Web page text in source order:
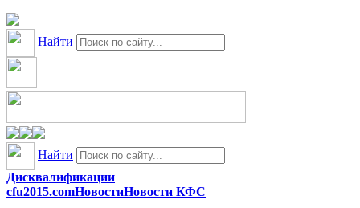
Найти
Найти
Дисквалификации
cfu2015.comНовостиНовости КФС